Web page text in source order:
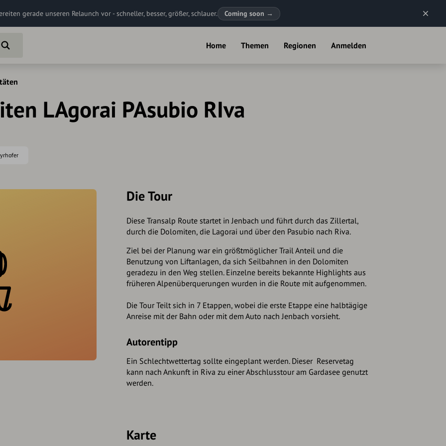
gerade unseren Relaunch vor - schneller, besser, größer, schlauer. Coming soon →
Home Themen Regionen Anmelden
LAgorai PAsubio RIva
Die Tour
Diese Transalp Route startet in Jenbach und führt durch das Zillertal,
durch die Dolomiten, die Lagorai und über den Pasubio nach Riva.
Ziel bei der Planung war ein größtmöglicher Trail Anteil und die
Benutzung von Liftanlagen, da sich Seilbahnen in den Dolomiten
geradezu in den Weg stellen. Einzelne bereits bekannte Highlights aus
früheren Alpenüberquerungen wurden in die Route mit aufgenommen.
Die Tour Teilt sich in 7 Etappen, wobei die erste Etappe eine halbtägige
Anreise mit der Bahn oder mit dem Auto nach Jenbach vorsieht.
Autorentipp
Ein Schlechtwettertag sollte eingeplant werden. Dieser Reservetag
kann nach Ankunft in Riva zu einer Abschlusstour am Gardasee genutzt
werden.
Karte